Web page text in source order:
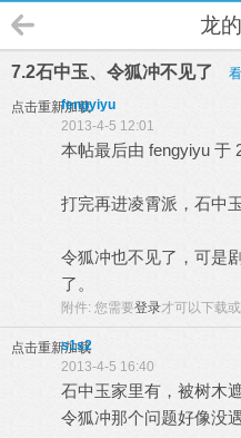
龙
7.2石中玉、令狐冲不见了
点击重新加载
fengyiyu
2013-4-5 12:01
本帖最后由 fengyiyu 于
打完再进凌霄派，石中
令狐冲也不见了，可是
了。
附件: 您需要登录才可以下载
点击重新加载
s1s2
2013-4-5 16:40
石中玉家里有，被树木
令狐冲那个问题好像没